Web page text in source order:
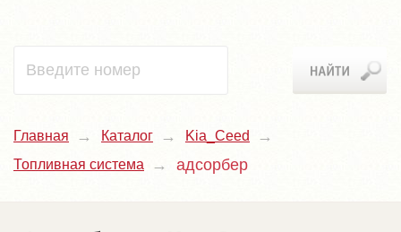
Главная Каталог
Kia_Ceed
Топливная система
адсорбер